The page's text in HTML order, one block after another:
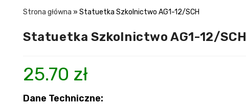
Strona główna » Statuetka Szkolnictwo AG1-12/SCH
Statuetka Szkolnictwo AG1-12/SCH
25.70 zł
Dane Techniczne: